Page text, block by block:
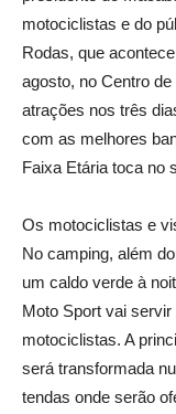
motociclistas e do
Rodas, que
agosto, no Centro
atrações nos três
com as melhores
Faixa Etária toca no
Os motociclistas e
No camping, além
um caldo verde à
Moto Sport vai
motociclistas. A
será transformada
tendas onde serão